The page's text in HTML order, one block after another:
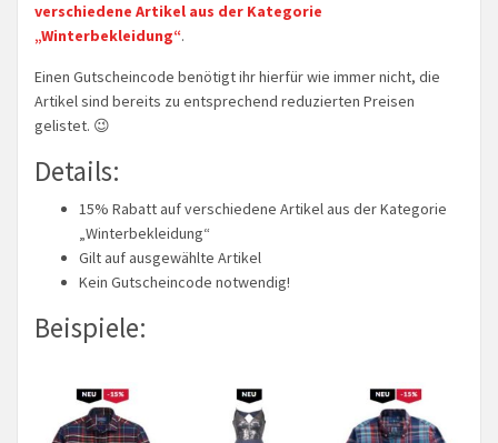
verschiedene Artikel aus der Kategorie
„Winterbekleidung“.
Einen Gutscheincode benötigt ihr hierfür wie immer nicht, die
Artikel sind bereits zu entsprechend reduzierten Preisen
gelistet. 😉
Details:
15% Rabatt auf verschiedene Artikel aus der Kategorie
„Winterbekleidung“
Gilt auf ausgewählte Artikel
Kein Gutscheincode notwendig!
Beispiele: